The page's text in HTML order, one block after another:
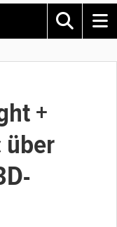
+
über